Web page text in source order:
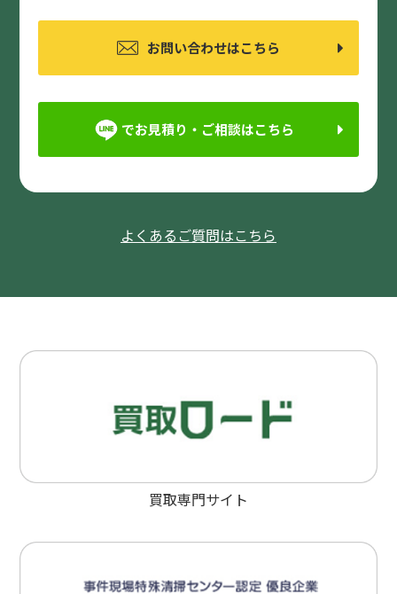
お問い合わせはこちら
でお見積り・ご相談はこちら
よくあるご質問はこちら
買取専門サイト